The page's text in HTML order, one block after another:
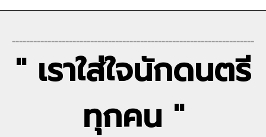
--------------------------------------------------------------------
" เราใส่ใจนักดนตรี
ทุกคน "